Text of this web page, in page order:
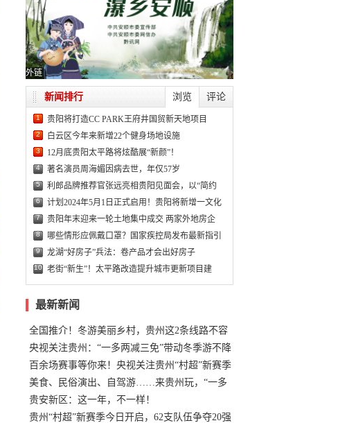
外链
浏览 评论
新闻排行
1 贵阳将打造CC PARK王府井国贸新天地项目
2 白云区今年来新增22个健身场地设施
3 12月底贵阳太平路将炫酷展“新颜”！
4 著名演员周海媚因病去世，年仅57岁
5 利郎品牌推荐官张远亮相贵阳见面会，以“简约
6 计划2024年5月1日正式启用！贵阳将新增一文化
7 贵阳年末迎来一轮土地集中成交 两家外地房企
8 哪些情形应佩戴口罩？国家疾控局发布最新指引
9 龙湖“好房子”兵法：卷产品才会出好房子
10 老街“新生”！太平路改造提升城市更新项目建
最新新闻
全国推介！冬游美丽乡村，贵州这2条线路不容
错过
央视关注贵州：“一多两减三免”带动冬季游不降
温
百余场赛事等你来！央视关注贵州“村超”新赛季
正式“打响”
美食、民俗演出、自驾游……来贵州玩，“一多
两减三免”！
贵安新区：这一年，不一样！
贵州“村超”新赛季今日开启，62支队伍争夺20强